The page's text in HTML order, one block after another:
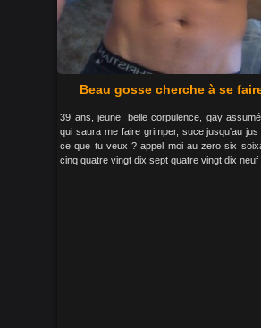
Beau gosse cherche à se
39 ans, jeune, belle corpulence, gay
qui saura me faire grimper, suce jusqu'au
ce que tu veux ? appel moi au zero six
cinq quatre vingt dix sept quatre vingt dix neuf